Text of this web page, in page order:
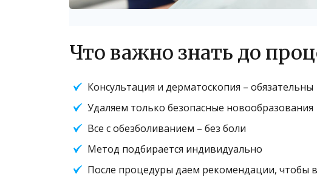
Что важно знать до
Консультация и дерматоскопия – обязательны
Удаляем только безопасные новообразования
Все с обезболиванием – без боли
Метод подбирается индивидуально
После процедуры даем рекомендации, чтобы